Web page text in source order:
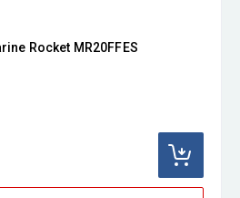
Rocket MR20FFES